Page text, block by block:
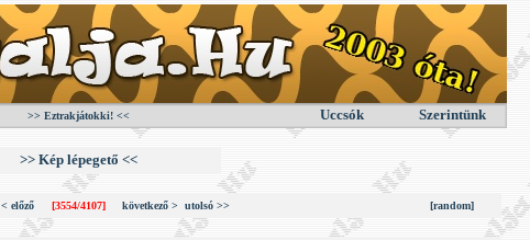
>> Eztrakjátokki! << Uccsók Szerintünk
>> Kép lépegető <<
< előző [3554/4107] következő > utolsó >> [random]